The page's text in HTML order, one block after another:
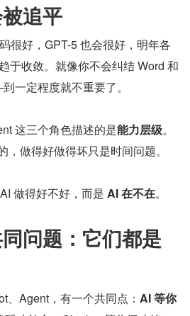
追平
很好，GPT-5 也会很好，明年各
于收敛。就像你不会纠结 Word 和
一定程度就不重要了。
这三个角色描述的是能力层级。
做得好做得坏只是时间问题。
做得好不好，而是 AI 在不在。
问题：它们都是
Agent，有一个共同点： AI 等你